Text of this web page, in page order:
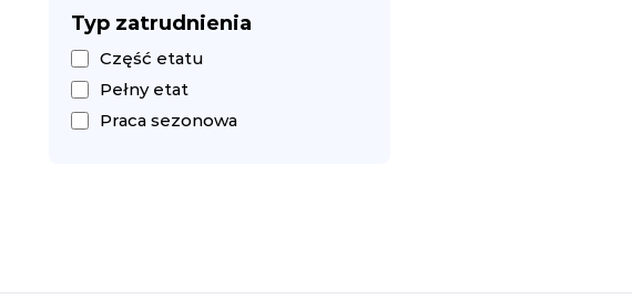
Typ zatrudnienia
Część etatu
Pełny etat
Praca sezonowa